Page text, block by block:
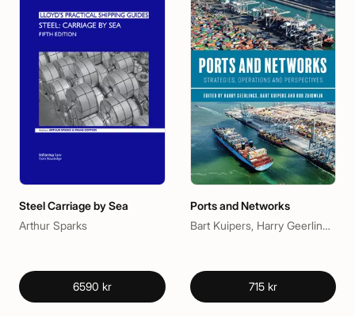
Steel Carriage by Sea
Arthur Sparks
6590 kr
Ports and Networks
Bart Kuipers, Harry Geerlings, Rob Zuidwijk
715 kr